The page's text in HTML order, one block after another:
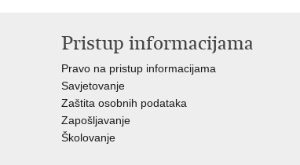
Pristup informacijama
Pravo na pristup informacijama
Savjetovanje
Zaštita osobnih podataka
Zapošljavanje
Školovanje